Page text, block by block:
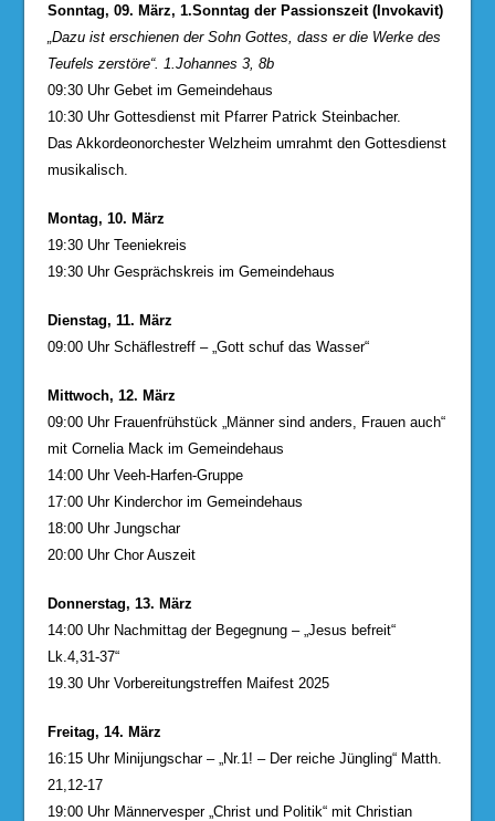
Sonntag, 09. März, 1.Sonntag der Passionszeit (Invokavit)
„Dazu ist erschienen der Sohn Gottes, dass er die Werke des
Teufels zerstöre“. 1.Johannes 3, 8b
09:30 Uhr Gebet im Gemeindehaus
10:30 Uhr Gottesdienst mit Pfarrer Patrick Steinbacher.
Das Akkordeonorchester Welzheim umrahmt den Gottesdienst
musikalisch.
Montag, 10. März
19:30 Uhr Teeniekreis
19:30 Uhr Gesprächskreis im Gemeindehaus
Dienstag, 11. März
09:00 Uhr Schäflestreff – „Gott schuf das Wasser“
Mittwoch, 12. März
09:00 Uhr Frauenfrühstück „Männer sind anders, Frauen auch“
mit Cornelia Mack im Gemeindehaus
14:00 Uhr Veeh-Harfen-Gruppe
17:00 Uhr Kinderchor im Gemeindehaus
18:00 Uhr Jungschar
20:00 Uhr Chor Auszeit
Donnerstag, 13. März
14:00 Uhr Nachmittag der Begegnung – „Jesus befreit“
Lk.4,31-37“
19.30 Uhr Vorbereitungstreffen Maifest 2025
Freitag, 14. März
16:15 Uhr Minijungschar – „Nr.1! – Der reiche Jüngling“ Matth.
21,12-17
19:00 Uhr Männervesper „Christ und Politik“ mit Christian